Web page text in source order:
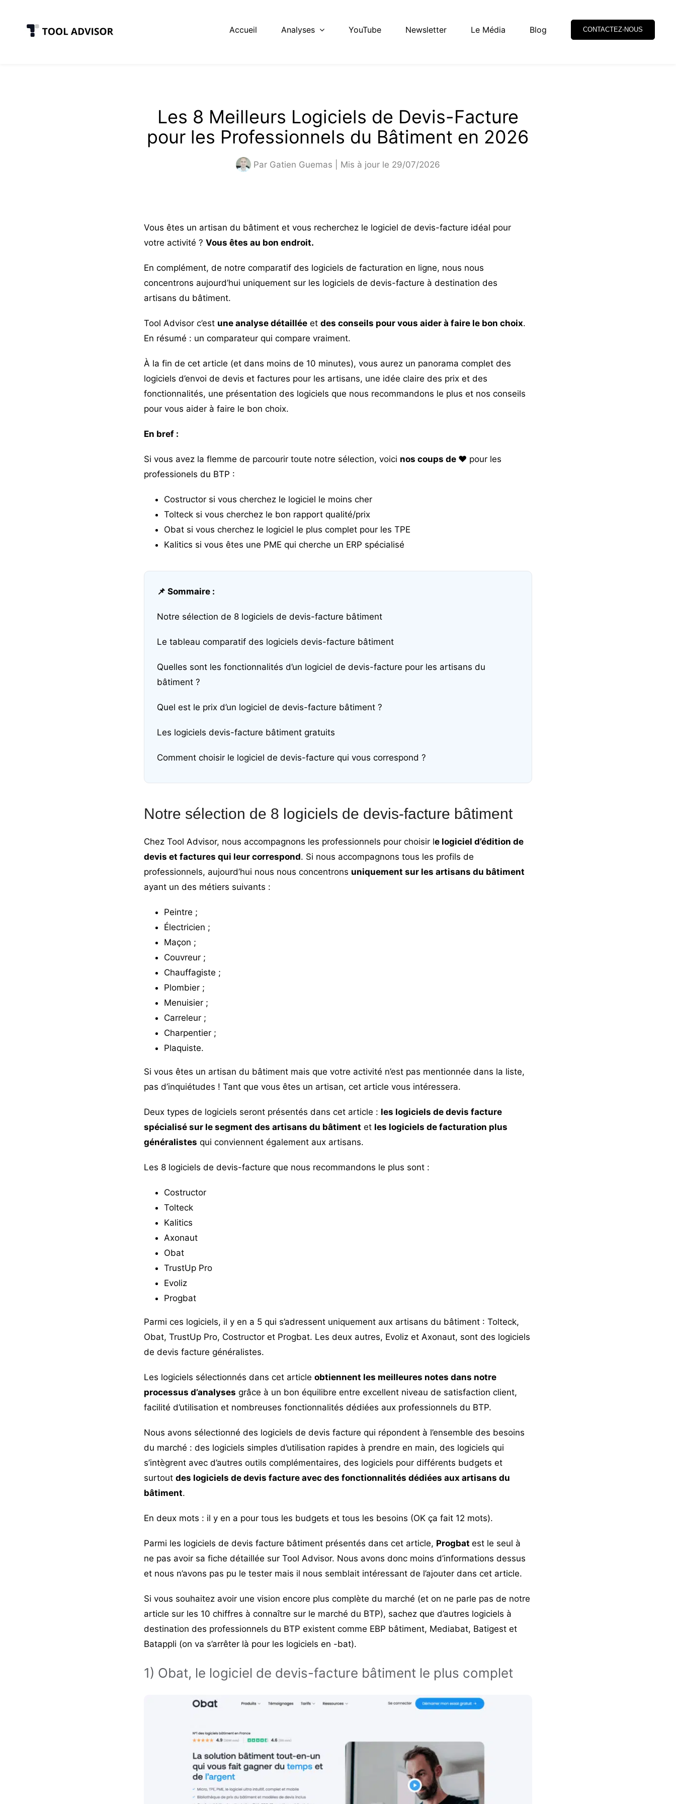
Accueil Analyses YouTube Newsletter Le Média Blog CONTACTEZ-NOUS
Les 8 Meilleurs Logiciels de Devis-Facture
pour les Professionnels du Bâtiment en 2026
Par Gatien Guemas | Mis à jour le 29/07/2026
Vous êtes un artisan du bâtiment et vous recherchez le logiciel de devis-facture idéal pour
votre activité ? Vous êtes au bon endroit.
En complément, de notre comparatif des logiciels de facturation en ligne, nous nous
concentrons aujourd’hui uniquement sur les logiciels de devis-facture à destination des
artisans du bâtiment.
Tool Advisor c’est une analyse détailléeet des conseils pour vous aider à faire le bon choix.
En résumé : un comparateur qui compare vraiment.
À la fin de cet article (et dans moins de 10 minutes), vous aurez un panorama complet des
logiciels d’envoi de devis et factures pour les artisans, une idée claire des prix et des
fonctionnalités, une présentation des logiciels que nous recommandons le plus et nos conseils
pour vous aider à faire le bon choix.
En bref :
Si vous avez la flemme de parcourir toute notre sélection, voici nos coups de ❤️ pour les
professionels du BTP :
Costructorsi vous cherchez le logiciel le moins cher
Toltecksi vous cherchez le bon rapport qualité/prix
Obatsi vous cherchez le logiciel le plus complet pour les TPE
Kalitics si vous êtes une PME qui cherche un ERP spécialisé
📌 Sommaire :
Notre sélection de 8 logiciels de devis-facture bâtiment
Le tableau comparatif des logiciels devis-facture bâtiment
Quelles sont les fonctionnalités d’un logiciel de devis-facture pour les artisans du
bâtiment ?
Quel est le prix d’un logiciel de devis-facture bâtiment ?
Les logiciels devis-facture bâtiment gratuits
Comment choisir le logiciel de devis-facture qui vous correspond ?
Notre sélection de 8 logiciels de devis-facture bâtiment
Chez Tool Advisor, nous accompagnons les professionnels pour choisir le logiciel d’édition de
devis et factures qui leur correspond. Si nous accompagnons tous les profils de
professionnels, aujourd’hui nous nous concentrons uniquement sur les artisans du bâtiment
ayant un des métiers suivants :
Peintre ;
Électricien ;
Maçon ;
Couvreur;
Chauffagiste ;
Plombier;
Menuisier;
Carreleur;
Charpentier;
Plaquiste.
Si vous êtes un artisan du bâtiment mais que votre activité n’est pas mentionnée dans la liste,
pas d’inquiétudes ! Tant que vous êtes un artisan, cet article vous intéressera.
Deux types de logiciels seront présentés dans cet article : les logiciels de devis facture
spécialisé sur le segment des artisans du bâtiment et les logiciels de facturation plus
généralistes qui conviennent également aux artisans.
Les 8 logiciels de devis-facture que nous recommandons le plus sont :
Costructor
Tolteck
Kalitics
Axonaut
Obat
TrustUp Pro
Evoliz
Progbat
Parmi ces logiciels, il y en a 5 qui s’adressent uniquement aux artisans du bâtiment : Tolteck,
Obat, TrustUp Pro, Costructor et Progbat. Les deux autres, Evoliz et Axonaut, sont des logiciels
de devis facture généralistes.
Les logiciels sélectionnés dans cet article obtiennent les meilleures notes dans notre
processus d’analyses grâce à un bon équilibre entre excellent niveau de satisfaction client,
facilité d’utilisation et nombreuses fonctionnalités dédiées aux professionnels du BTP.
Nous avons sélectionné des logiciels de devis facture qui répondent à l’ensemble des besoins
du marché : des logiciels simples d’utilisation rapides à prendre en main, des logiciels qui
s’intègrent avec d’autres outils complémentaires, des logiciels pour différents budgets et
surtout des logiciels de devis facture avec des fonctionnalités dédiées aux artisans du
bâtiment.
En deux mots : il y en a pour tous les budgets et tous les besoins (OK ça fait 12 mots).
Parmi les logiciels de devis facture bâtiment présentés dans cet article, Progbat est le seul à
ne pas avoir sa fiche détaillée sur Tool Advisor. Nous avons donc moins d’informations dessus
et nous n’avons pas pu le tester mais il nous semblait intéressant de l’ajouter dans cet article.
Si vous souhaitez avoir une vision encore plus complète du marché (et on ne parle pas de notre
article sur les 10 chiffres à connaître sur le marché du BTP), sachez que d’autres logiciels à
destination des professionnels du BTP existent comme EBP bâtiment, Mediabat, Batigest et
Batappli (on va s’arrêter là pour les logiciels en -bat).
1) Obat, le logiciel de devis-facture bâtiment le plus complet